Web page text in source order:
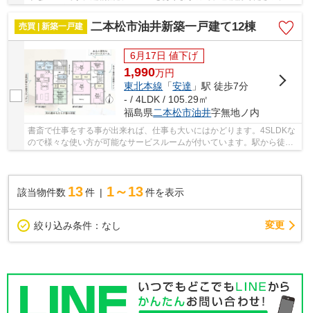
売買 | 新築一戸建
二本松市油井新築一戸建て12棟
6月17日 値下げ
1,990万円
東北本線 「安達 」駅 徒歩7分
- / 4LDK / 105.29㎡
福島県二本松市油井字無地ノ内
書斎で仕事をする事が出来れば、仕事も大いにはかどります。4SLDKな
ので様々な使い方が可能なサービスルームが付いています。駅から徒歩7
該当物件数 13件 1～13 件を表示
絞り込み条件： なし 変更